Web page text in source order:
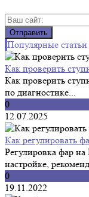
Популярные статьи
Как проверить
Как проверить
по диагностике...
0
12.07.2025
Как регулировать
Регулировка фар
настройке,
0
19.11.2022